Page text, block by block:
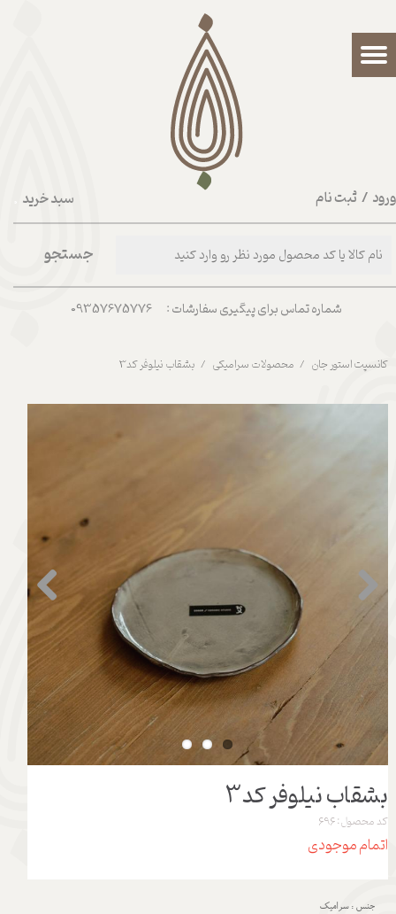
سبد خرید / ثبت نام
حساب کاربری من
تغییر گذر واژه
شماره تماس برای پیگیری سفارشات : 09357675776
جستجو
کانسپت استور جان محصولات سرامیکی بشقاب نیلوفر کد3
بشقاب نیلوفر کد3
کد محصول: 696
اتمام موجودی
جنس : سرامیک